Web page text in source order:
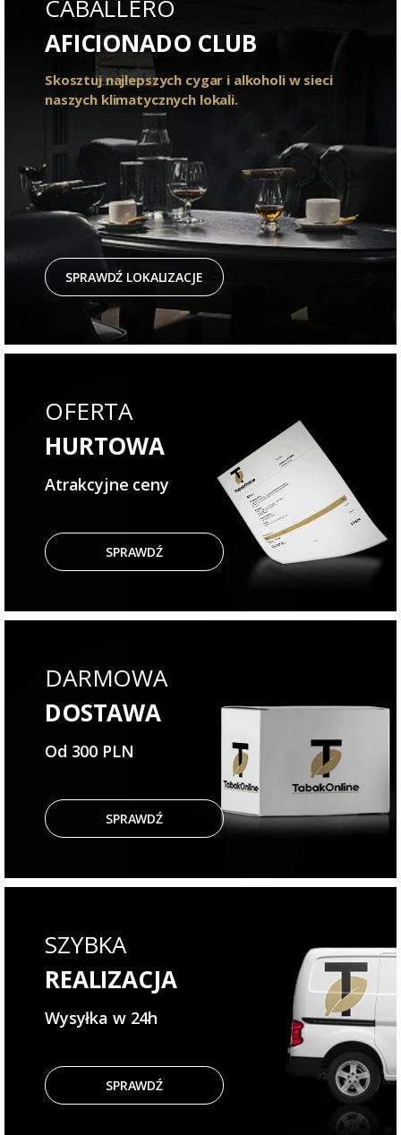
CABALLERO
AFICIONADO CLUB
Skosztuj najlepszych cygar i alkoholi w sieci
naszych klimatycznych lokali.
SPRAWDŹ LOKALIZACJE
OFERTA
HURTOWA
Atrakcyjne ceny
SPRAWDŹ
DARMOWA
DOSTAWA
Od 300 PLN
SPRAWDŹ
SZYBKA
REALIZACJA
Wysyłka w 24h
SPRAWDŹ